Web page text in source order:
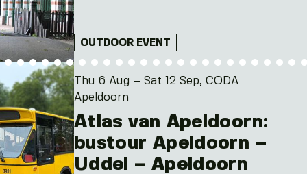
OUTDOOR EVENT
Thu 6 Aug – Sat 12 Sep, CODA
Apeldoorn
Atlas van Apeldoorn:
bustour Apeldoorn –
Uddel – Apeldoorn